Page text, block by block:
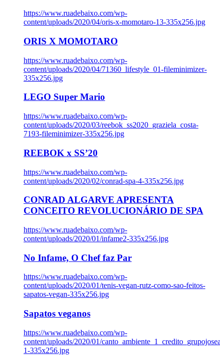
https://www.ruadebaixo.com/wp-
content/uploads/2020/04/oris-x-momotaro-13-335x256.jpg
ORIS X MOMOTARO
https://www.ruadebaixo.com/wp-
content/uploads/2020/04/71360_lifestyle_01-fileminimizer-
335x256.jpg
LEGO Super Mario
https://www.ruadebaixo.com/wp-
content/uploads/2020/03/reebok_ss2020_graziela_costa-
7193-fileminimizer-335x256.jpg
REEBOK x SS’20
https://www.ruadebaixo.com/wp-
content/uploads/2020/02/conrad-spa-4-335x256.jpg
CONRAD ALGARVE APRESENTA
CONCEITO REVOLUCIONÁRIO DE SPA
https://www.ruadebaixo.com/wp-
content/uploads/2020/01/infame2-335x256.jpg
No Infame, O Chef faz Par
https://www.ruadebaixo.com/wp-
content/uploads/2020/01/tenis-vegan-rutz-como-sao-feitos-
sapatos-vegan-335x256.jpg
Sapatos veganos
https://www.ruadebaixo.com/wp-
content/uploads/2020/01/
1-335x256.jpg